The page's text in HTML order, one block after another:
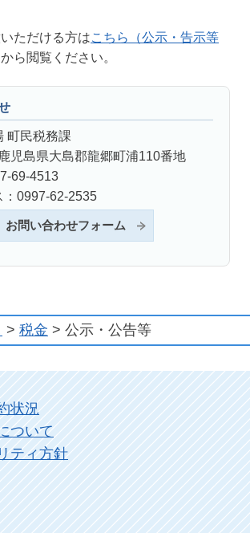
ただける方はこちら（公示・告示等
ら閲覧ください。
町民税務課
児島県大島郡龍郷町浦110番地
69-4513
：0997-62-2535
お問い合わせフォーム
> 税金 > 公示・公告等
状況
ついて
ティ方針